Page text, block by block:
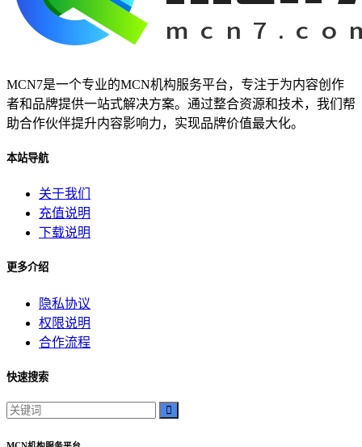
MCN7是一个专业的MCN机构服务平台，专注于为内容创作
者和品牌提供一站式解决方案。通过整合资源和技术，我们帮
助合作伙伴提升内容影响力，实现品牌价值最大化。
本站导航
关于我们
充值说明
下载说明
更多介绍
隐私协议
权限说明
合作流程
快速搜索